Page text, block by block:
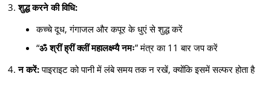
शुद्ध करने की विधि:
कच्चे दूध, गंगाजल और कपूर के धुएं से शुद्ध करें
“ॐ श्रीं ह्रीं क्लीं महालक्ष्म्यै नमः” मंत्र का 11 बार जप करें
न करें:पाइराइट को पानी में लंबे समय तक न रखें, क्योंकि इसमें सल्फर होता है